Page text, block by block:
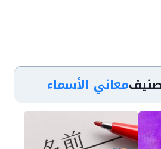
معاني الأسماء